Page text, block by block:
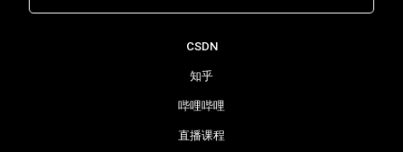
CSDN
知乎
哔哩哔哩
直播课程